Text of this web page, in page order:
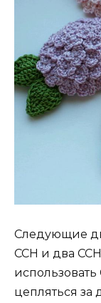
Следующие
ССН и два
цепляться за